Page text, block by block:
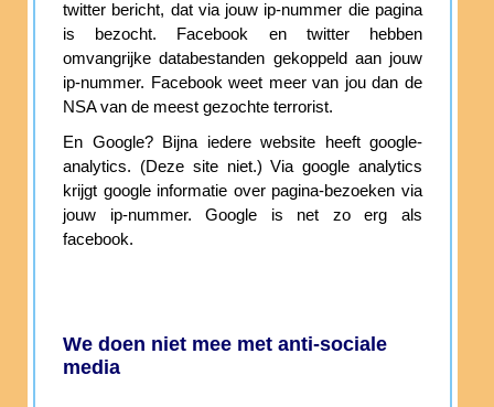
twitter bericht, dat via jouw ip-nummer die pagina
is bezocht. Facebook en twitter hebben
omvangrijke databestanden gekoppeld aan jouw
ip-nummer. Facebook weet meer van jou dan de
NSA van de meest gezochte terrorist.
En Google? Bijna iedere website heeft google-
analytics. (Deze site niet.) Via google analytics
krijgt google informatie over pagina-bezoeken via
jouw ip-nummer. Google is net zo erg als
facebook.
We doen niet mee met anti-sociale
media